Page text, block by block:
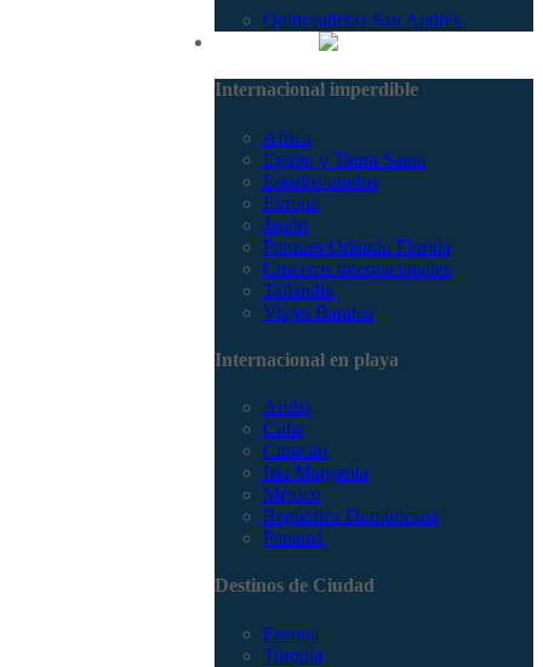
Quinceañeras San Andrés
Internacional imperdible
Africa
Egipto y Tierra Santa
Estados unidos
Europa
Japón
Parques Orlando Florida
Cruceros internacionales
Tailandia
Viajes Baratos
Internacional en playa
Aruba
Cuba
Curacao
Isla Margarita
México
República Dominicana
Panamá
Destinos de Ciudad
Europa
Turquía